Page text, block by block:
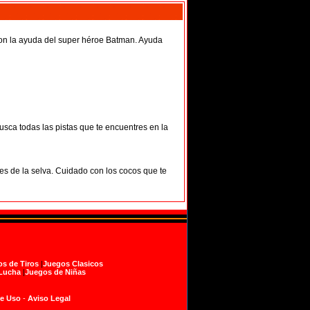
la ayuda del super héroe Batman. Ayuda
todas las pistas que te encuentres en la
de la selva. Cuidado con los cocos que te
de Tiros|Juegos Clasicos
|Juegos de Niñas
Uso - Aviso Legal